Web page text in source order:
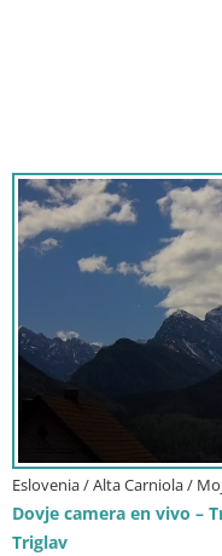
Eslovenia / Alta Carniola /
Dovje camera en vivo –
Triglav